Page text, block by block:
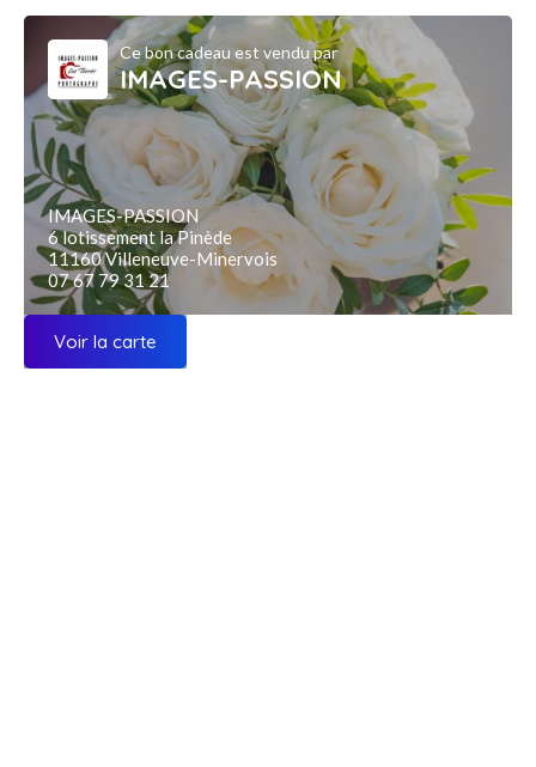
Ce bon cadeau est vendu par
IMAGES-PASSION
IMAGES-PASSION
6 lotissement la Pinède
11160 Villeneuve-Minervois
07 67 79 31 21
Voir la carte